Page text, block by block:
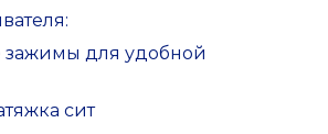
для удобной
сит